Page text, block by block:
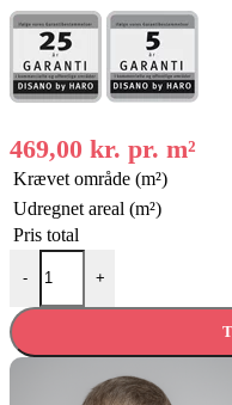
469,00 kr. pr. m²
Krævet område (m²)
Udregnet areal (m²)
Pris total
-
Disano Classic Aqua Piazza
+